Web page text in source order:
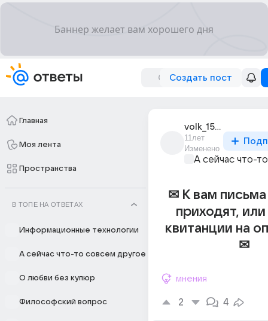
Создать пост
Главная
Моя лента
Пространства
В ТОПЕ НА ОТВЕТАХ
Информационные технологии
А сейчас что-то совсем другое
О любви без купюр
Философский вопрос
volk_1533
11лет
Изменено
А сейчас что-
✉ К вам
приходят,
квитанции на
✉
мнения
2 4